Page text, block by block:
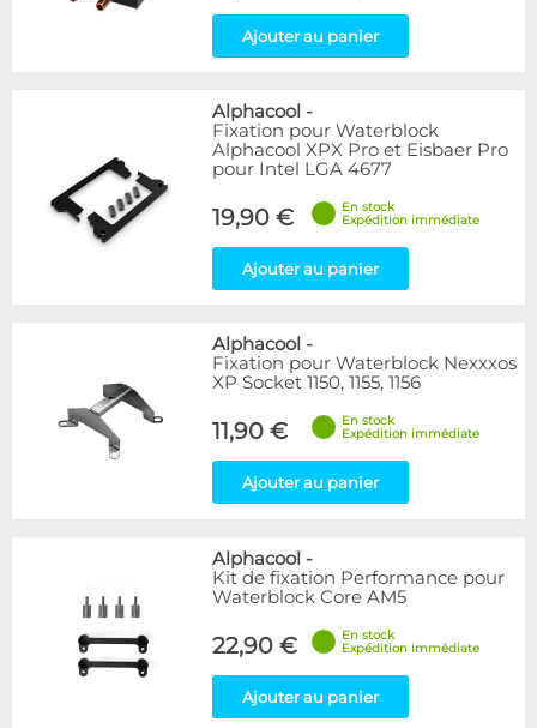
Ajouter au panier
Alphacool -
Fixation pour Waterblock
Alphacool XPX Pro et Eisbaer Pro
pour Intel LGA 4677
19,90 €
En stock
Expédition immédiate
Ajouter au panier
Alphacool -
Fixation pour Waterblock Nexxxos
XP Socket 1150, 1155, 1156
11,90 €
En stock
Expédition immédiate
Ajouter au panier
Alphacool -
Kit de fixation Performance pour
Waterblock Core AM5
22,90 €
En stock
Expédition immédiate
Ajouter au panier